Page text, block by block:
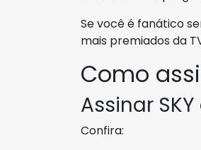
Se você é fanático
mais premiados da
Como
Assinar
Confira: